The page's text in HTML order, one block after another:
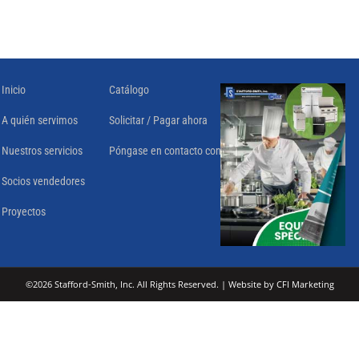
Inicio
A quién servimos
Nuestros servicios
Socios vendedores
Proyectos
Catálogo
Solicitar / Pagar ahora
Póngase en contacto con
©2026 Stafford-Smith, Inc. All Rights Reserved. | Website by CFI Marketing